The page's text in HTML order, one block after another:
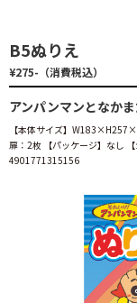
B5ぬりえ
¥275-（消費税込）
アンパンマンとなか
【本体サイズ】
扉：2枚 【パッケージ】なし
4901771315156